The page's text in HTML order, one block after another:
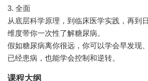
3. 全面
从底层科学原理，到临床医学实践，再到
维度带你一次性了解糖尿病。
假如糖尿病离你很远，你可以学会早发现
已经患病，也能学会控制和逆转。
课程大纲